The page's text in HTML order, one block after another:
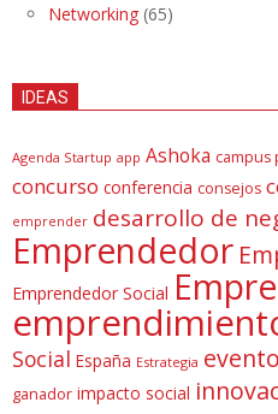
Networking (65)
IDEAS
Agenda Startup app Ashoka campus
concurso conferencia consejos
emprender desarrollo de
Emprendedor
Emprendedor Social
Social España Estrategia evento
ganador impacto social